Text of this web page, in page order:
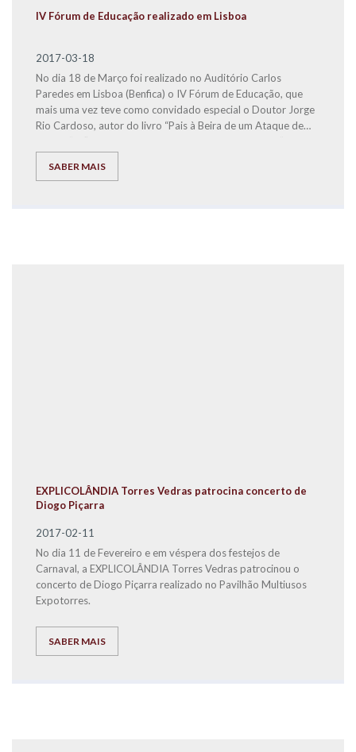
IV Fórum de Educação realizado em Lisboa
2017-03-18
No dia 18 de Março foi realizado no Auditório Carlos
Paredes em Lisboa (Benfica) o IV Fórum de Educação, que
mais uma vez teve como convidado especial o Doutor Jorge
Rio Cardoso, autor do livro “Pais à Beira de um Ataque de
SABER MAIS
EXPLICOLÂNDIA Torres Vedras patrocina concerto de
Diogo Piçarra
2017-02-11
No dia 11 de Fevereiro e em véspera dos festejos de
Carnaval, a EXPLICOLÂNDIA Torres Vedras patrocinou o
concerto de Diogo Piçarra realizado no Pavilhão Multiusos
Expotorres.
SABER MAIS